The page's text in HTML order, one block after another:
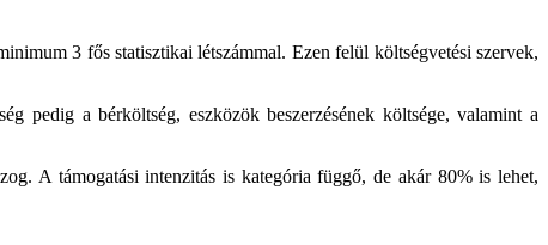
3 fős statisztikai létszámmal. Ezen felül költségvetési szervek,
pedig a bérköltség, eszközök beszerzésének költsége, valamint a
A támogatási intenzitás is kategória függő, de akár 80% is lehet,